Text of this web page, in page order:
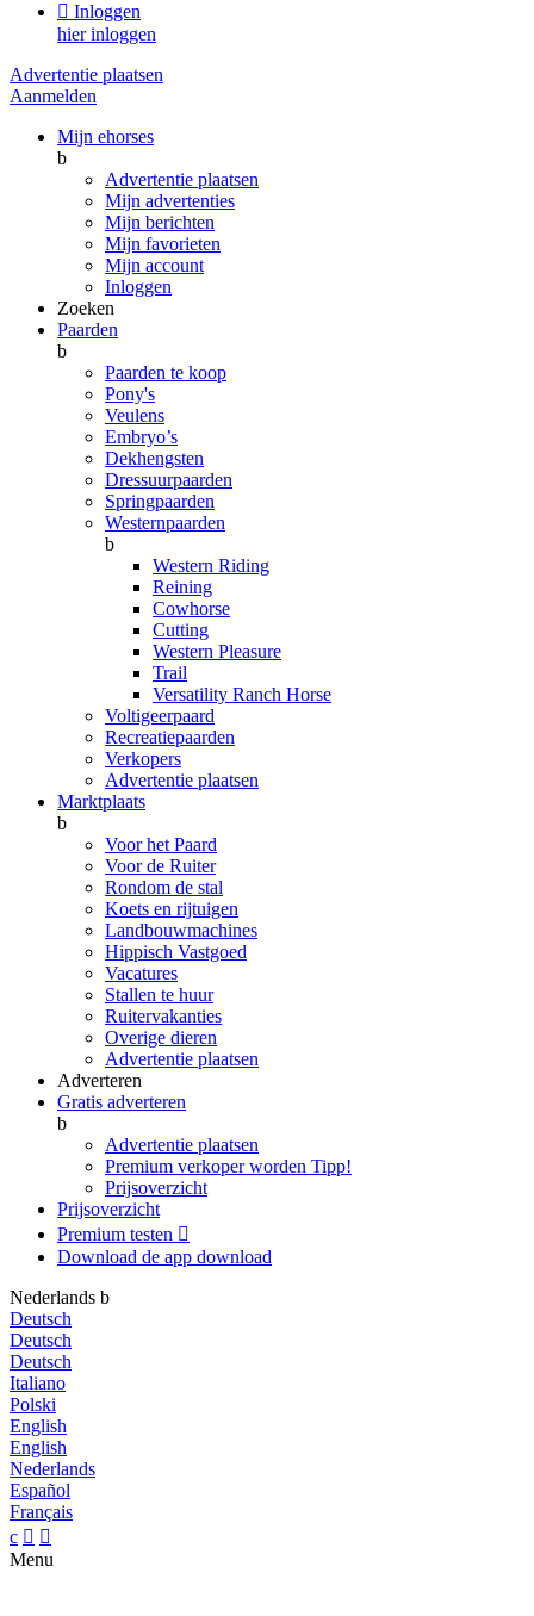
 Inloggen
hier inloggen
Advertentie plaatsen
Aanmelden
Mijn ehorses
b
Advertentie plaatsen
Mijn advertenties
Mijn berichten
Mijn favorieten
Mijn account
Inloggen
Zoeken
Paarden
b
Paarden te koop
Pony's
Veulens
Embryo’s
Dekhengsten
Dressuurpaarden
Springpaarden
Westernpaarden
b
Western Riding
Reining
Cowhorse
Cutting
Western Pleasure
Trail
Versatility Ranch Horse
Voltigeerpaard
Recreatiepaarden
Verkopers
Advertentie plaatsen
Marktplaats
b
Voor het Paard
Voor de Ruiter
Rondom de stal
Koets en rijtuigen
Landbouwmachines
Hippisch Vastgoed
Vacatures
Stallen te huur
Ruitervakanties
Overige dieren
Advertentie plaatsen
Adverteren
Gratis adverteren
b
Advertentie plaatsen
Premium verkoper worden Tipp!
Prijsoverzicht
Prijsoverzicht
Premium testen 
Download de app download
Nederlands b
Deutsch
Deutsch
Deutsch
Italiano
Polski
English
English
Nederlands
Español
Français
c  
Menu